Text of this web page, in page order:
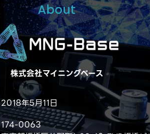
About
株式会社マイニングベース
2018年5月11日
174-0063